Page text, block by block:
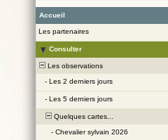
Accueil
Les partenaires
Consulter
Les observations
- Les 2 derniers jours
- Les 5 derniers jours
Quelques cartes...
- Chevalier sylvain 2026